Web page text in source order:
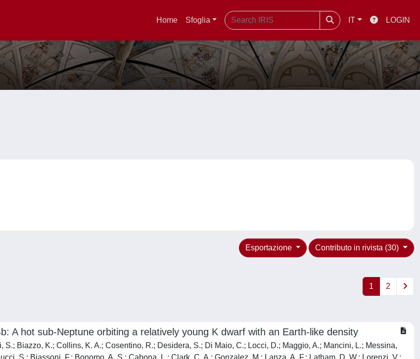
Home Sfoglia IT LOGIN
Contributo in rivista (30)
Esportazione
1 2
A hot sub-Neptune orbiting a relatively young K dwarf with an Earth-like density
Biazzo, K.; Collins, K. A.; Cosentino, R.; Desidera, S.; Di Maio, C.; Locci, D.; Maggio, A.; Mancini, L.; Messina,
S.; Biassoni, F.; Bonomo, A. S.; Cabona, L.; Clark, C. A.; Gonzalez, M.; Lanza, A. F.; Latham, D. W.; Lorenzi, V.;